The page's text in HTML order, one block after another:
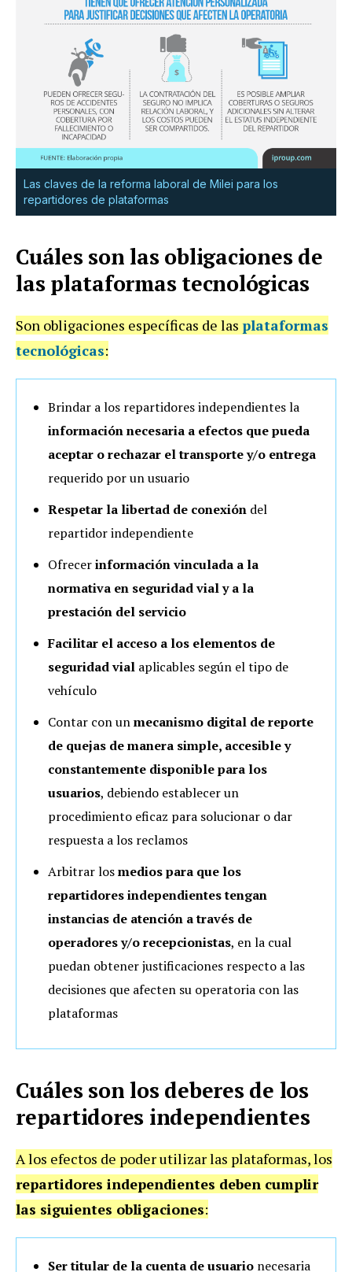
Las claves de la reforma laboral de Milei para los
repartidores de plataformas
Cuáles son las obligaciones de
las plataformas tecnológicas
Son obligaciones específicas de las plataformas
tecnológicas:
Brindar a los repartidores independientes la
información necesaria a efectos que pueda
aceptar o rechazar el transporte y/o entrega
requerido por un usuario
Respetar la libertad de conexión del
repartidor independiente
Ofrecerinformación vinculada a la
normativa en seguridad vial y a la
prestación del servicio
Facilitar el acceso a los elementos de
seguridad vial aplicables según el tipo de
vehículo
Contar con unmecanismo digital de reporte
de quejas de manera simple, accesible y
constantemente disponible para los
usuarios, debiendo establecer un
procedimiento eficaz para solucionar o dar
respuesta a los reclamos
Arbitrar losmedios para que los
repartidores independientes tengan
instancias de atención a través de
operadores y/o recepcionistas, en la cual
puedan obtener justificaciones respecto a las
decisiones que afecten su operatoria con las
plataformas
Cuáles son los deberes de los
repartidores independientes
A los efectos de poder utilizar las plataformas, los
repartidores independientes deben cumplir
las siguientes obligaciones:
Ser titular de la cuenta de usuario necesaria